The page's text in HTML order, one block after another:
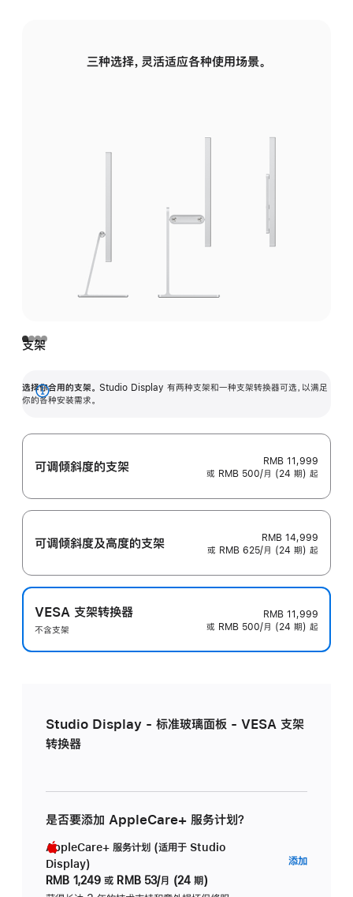
三种选择，灵活适应各种使用场景。
支架
选择你合用的支架。 Studio Display 有两种支架和一种支架转换器可选，以满足
你的各种安装需求。
展
可调倾斜度的支架
RMB 11,999
或 RMB 500/月 (24 期) 起
可调倾斜度及高‍度的支‍架
RMB 14,999
或 RMB 625/月 (24 期) 起
VESA 支架转换器
不含支架
RMB 11,999
或 RMB 500/月 (24 期) 起
Studio Display - 标准玻璃面板 - VESA 支架
转换器
是否要添加 AppleCare+ 服务计划？
AppleCare+ 服务计划 (适用于 Studio
Display)
RMB 1,249 或 RMB 53/月 (24 期)
添加